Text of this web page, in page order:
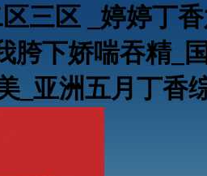
三区 _婷婷丁
下娇喘吞精_
_亚洲五月丁香